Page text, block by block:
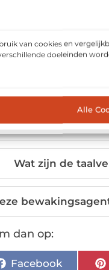
van cookies en
doeleinden
Alle
certificaten heb
is
Wat zijn de
dan op:
Facebook